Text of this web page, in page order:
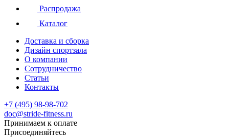
Распродажа
Каталог
Доставка и сборка
Дизайн спортзала
О компании
Сотрудничество
Статьи
Контакты
+7 (495) 98-98-702
doc@stride-fitness.ru
Принимаем к оплате
Присоединяйтесь